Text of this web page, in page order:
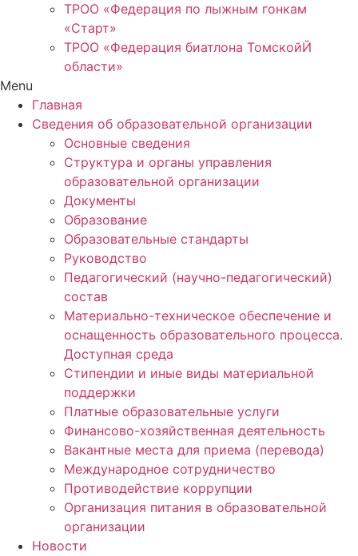
ТРОО «Федерация по лыжным гонкам
«Старт»
ТРОО «Федерация биатлона ТомскойЙ
области»
Menu
Главная
Сведения об образовательной организации
Основные сведения
Структура и органы управления
образовательной организации
Документы
Образование
Образовательные стандарты
Руководство
Педагогический (научно-педагогический)
состав
Материально-техническое обеспечение и
оснащенность образовательного процесса.
Доступная среда
Стипендии и иные виды материальной
поддержки
Платные образовательные услуги
Финансово-хозяйственная деятельность
Вакантные места для приема (перевода)
Международное сотрудничество
Противодействие коррупции
Организация питания в образовательной
организации
Новости